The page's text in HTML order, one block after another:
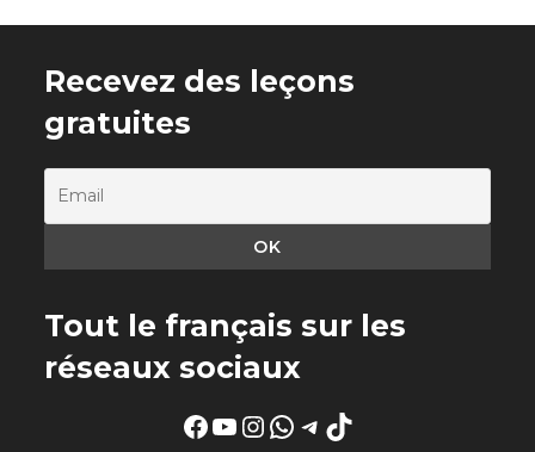
Recevez des leçons
gratuites
Tout le français sur les
réseaux sociaux
Facebook
YouTube
Instagram
WhatsApp
Telegram
TikTok